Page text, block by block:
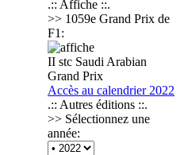
.:: Affiche ::.
>> 1059e Grand Prix de
F1:
II stc Saudi Arabian
Grand Prix
Accès au calendrier 2022
.:: Autres éditions ::.
>> Sélectionnez une
année: